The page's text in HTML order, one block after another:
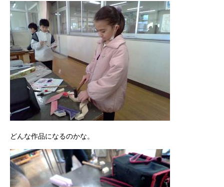
どんな作品になるのかな。